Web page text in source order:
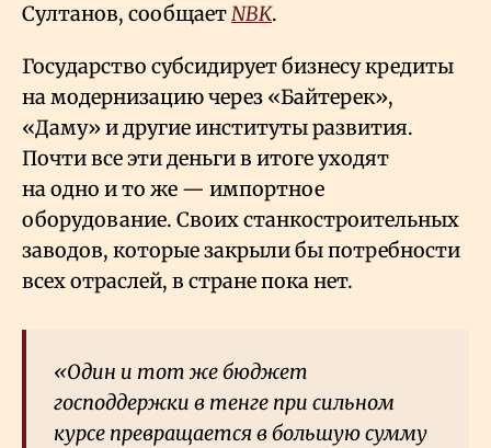
Султанов, сообщаетNBK.
Государство субсидирует бизнесу кредиты
на модернизацию через «Байтерек»,
«Даму» и другие институты развития.
Почти все эти деньги в итоге уходят
на одно и то же — импортное
оборудование. Своих станкостроительных
заводов, которые закрыли бы потребности
всех отраслей, в стране пока нет.
«Один и тот же бюджет
господдержки в тенге при сильном
курсе превращается в большую сумму